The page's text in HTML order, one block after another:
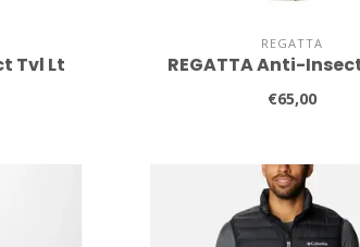
Tvl Lt
REGATTA
REGATTA Anti-
€65,00